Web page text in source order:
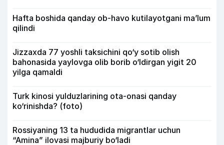
Hafta boshida qanday ob-havo kutilayotgani ma’lum
qilindi
Jizzaxda 77 yoshli taksichini qo‘y sotib olish
bahonasida yaylovga olib borib o‘ldirgan yigit 20
yilga qamaldi
Turk kinosi yulduzlarining ota-onasi qanday
ko‘rinishda? (foto)
Rossiyaning 13 ta hududida migrantlar uchun
“Amina” ilovasi majburiy bo‘ladi